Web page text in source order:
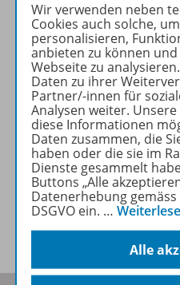
Beschreibung
Zugehörige
Wir verwenden neben
Cookies auch solche,
personalisieren,
anbieten zu können
Webseite zu
Daten zu ihrer
Partner/-innen für
Analysen weiter.
diese Informationen
Daten zusammen, die
haben oder die sie im
Dienste gesammelt
Buttons „Alle
Datenerhebung gemäss
DSGVO ein. …
Alle